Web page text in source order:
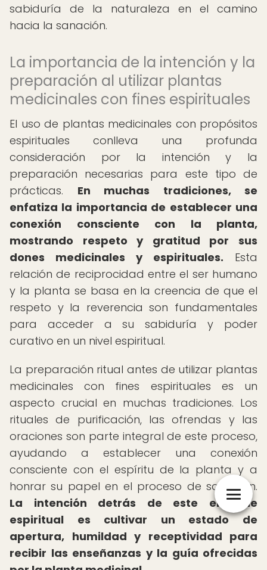
sabiduría de la naturaleza en el camino
hacia la sanación.
La importancia de la intención y la
preparación al utilizar plantas
medicinales con fines espirituales
El uso de plantas medicinales con propósitos
espirituales conlleva una profunda
consideración por la intención y la
preparación necesarias para este tipo de
prácticas. En muchas tradiciones, se
enfatiza la importancia de establecer una
conexión consciente con la planta,
mostrando respeto y gratitud por sus
dones medicinales y espirituales. Esta
relación de reciprocidad entre el ser humano
y la planta se basa en la creencia de que el
respeto y la reverencia son fundamentales
para acceder a su sabiduría y poder
curativo en un nivel espiritual.
La preparación ritual antes de utilizar plantas
medicinales con fines espirituales es un
aspecto crucial en muchas tradiciones. Los
rituales de purificación, las ofrendas y las
oraciones son parte integral de este proceso,
ayudando a establecer una conexión
consciente con el espíritu de la planta y a
honrar su papel en el proceso de sanación.
La intención detrás de este enfoque
espiritual es cultivar un estado de
apertura, humildad y receptividad para
recibir las enseñanzas y la guía ofrecidas